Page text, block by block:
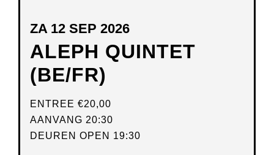
ALEPH QUINTET
(BE/FR)
ZA 12 SEP 2026
ENTREE €20,00
AANVANG 20:30
DEUREN OPEN 19:30